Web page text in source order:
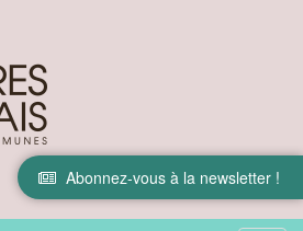
Abonnez-vous à la newsletter !